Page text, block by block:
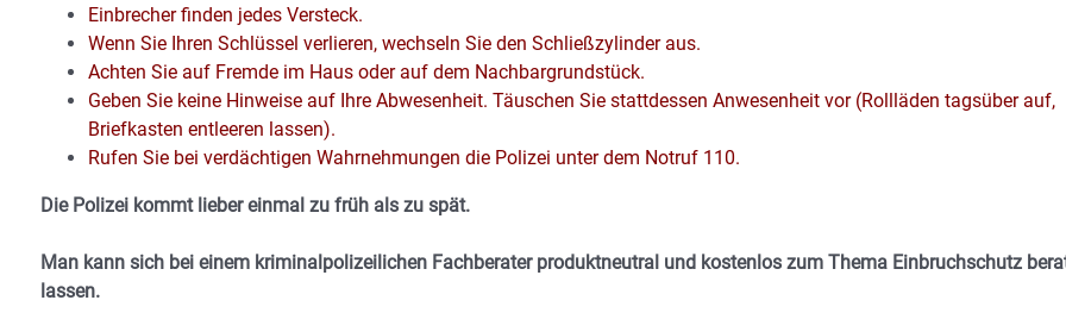
Einbrecher finden jedes Versteck.
Wenn Sie Ihren Schlüssel verlieren, wechseln Sie den Schließzylinder aus.
Achten Sie auf Fremde im Haus oder auf dem Nachbargrundstück.
Geben Sie keine Hinweise auf Ihre Abwesenheit. Täuschen Sie stattdessen Anwesenheit vor (Rollläden tagsüber auf,
Briefkasten entleeren lassen).
Rufen Sie bei verdächtigen Wahrnehmungen die Polizei unter dem Notruf 110.
Die Polizei kommt lieber einmal zu früh als zu spät.
Man kann sich bei einem kriminalpolizeilichen Fachberater produktneutral und kostenlos zum Thema Einbruchschutz
lassen.